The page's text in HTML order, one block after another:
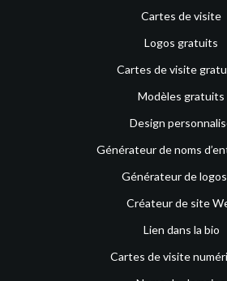
Cartes de visite
Logos gratuits
Cartes de visite
Modèles gratuits
Design
Générateur de noms
Générateur de
Créateur de site
Lien dans la bio
Cartes de visite